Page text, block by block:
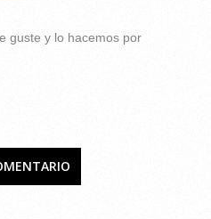
guste y lo hacemos por